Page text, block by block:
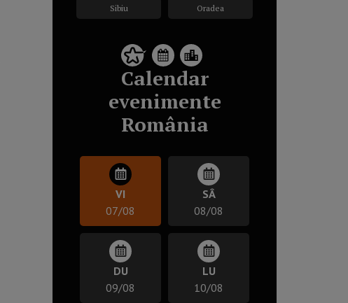
Sibiu Oradea
Calendar
evenimente
România
VI
07/08
SÂ
08/08
DU
09/08
LU
10/08